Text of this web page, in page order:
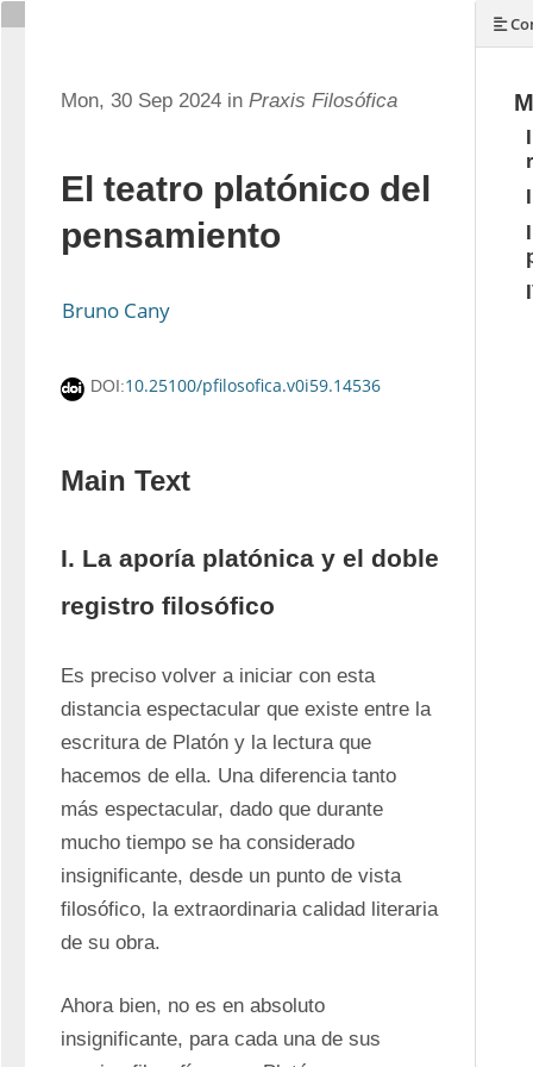
Mon, 30 Sep 2024 in Praxis Filosófica
El teatro platónico del
pensamiento
Bruno Cany
DOI:10.25100/pfilosofica.v0i59.14536
Main Text
I. La aporía platónica y el doble
registro filosófico
Es preciso volver a iniciar con esta
distancia espectacular que existe entre la
escritura de Platón y la lectura que
hacemos de ella. Una diferencia tanto
más espectacular, dado que durante
mucho tiempo se ha considerado
insignificante, desde un punto de vista
filosófico, la extraordinaria calidad literaria
de su obra.
Ahora bien, no es en absoluto
insignificante, para cada una de sus